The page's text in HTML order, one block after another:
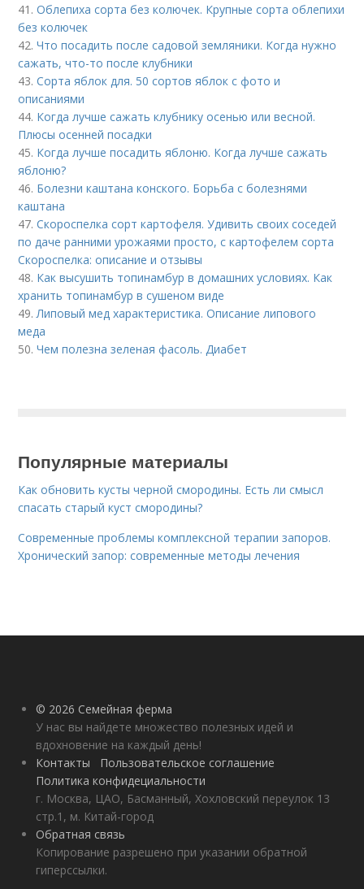
41.Облепиха сорта без колючек. Крупные сорта облепихи
без колючек
42.Что посадить после садовой земляники. Когда нужно
сажать, что-то после клубники
43.Сорта яблок для. 50 сортов яблок с фото и
описаниями
44. Когда лучше сажать клубнику осенью или весной.
Плюсы осенней посадки
45. Когда лучше посадить яблоню. Когда лучше сажать
яблоню?
46. Болезни каштана конского. Борьба с болезнями
каштана
47.Скороспелка сорт картофеля. Удивить своих соседей
по даче ранними урожаями просто, с картофелем сорта
Скороспелка: описание и отзывы
48. Как высушить топинамбур в домашних условиях. Как
хранить топинамбур в сушеном виде
49. Липовый мед характеристика. Описание липового
меда
50.Чем полезна зеленая фасоль. Диабет
Популярные материалы
Как обновить кусты черной смородины. Есть ли смысл
спасать старый куст смородины?
Современные проблемы комплексной терапии запоров.
Хронический запор: современные методы лечения
© 2026 Семейная ферма
У нас вы найдете множество полезных идей и
вдохновение на каждый день!
Контакты
Пользовательское соглашение
Политика конфидециальности
г. Москва, ЦАО, Басманный, Хохловский переулок 13
стр.1, м. Китай-город
Обратная связь
Копирование разрешено при указании обратной
гиперссылки.